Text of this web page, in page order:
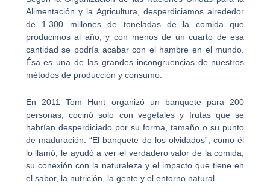
Alimentación y la Agricultura, desperdiciamos alrededor
de 1.300 millones de toneladas de la comida que
producimos al año, y con menos de un cuarto de esa
cantidad se podría acabar con el hambre en el mundo.
Ésa es una de las grandes incongruencias de nuestros
métodos de producción y consumo.
En 2011 Tom Hunt organizó un banquete para 200
personas, cocinó solo con vegetales y frutas que se
habrían desperdiciado por su forma, tamaño o su punto
de maduración. “El banquete de los olvidados”, como él
lo llamó, le ayudó a ver el verdadero valor de la comida,
su conexión con la naturaleza y el impacto que tiene en
el sabor, la nutrición, la gente y el entorno natural.